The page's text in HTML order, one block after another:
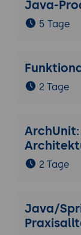
Java-
5 Tage
2 Tage
2 Tage
Java/